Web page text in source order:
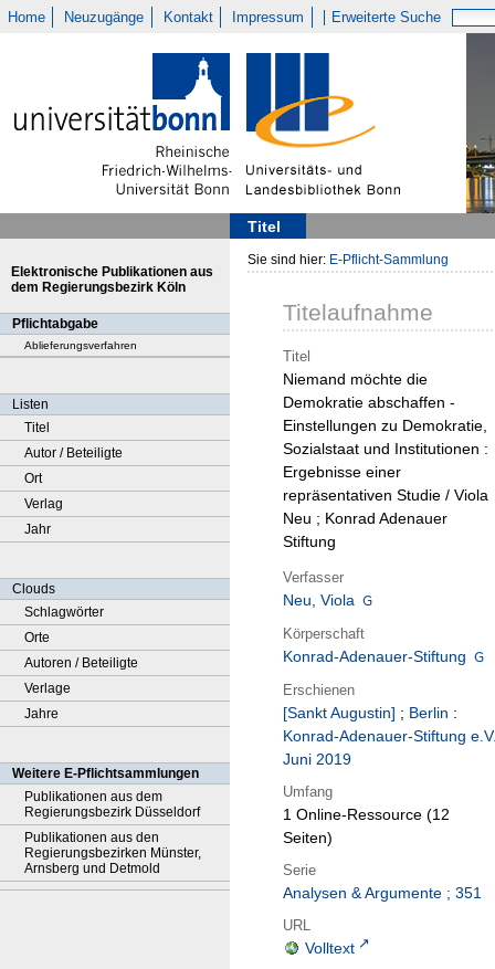
Home Neuzugänge Kontakt Impressum Erweiterte Suche
Titel
Elektronische Publikationen aus
dem Regierungsbezirk Köln
Pflichtabgabe
Ablieferungsverfahren
Listen
Titel
Autor / Beteiligte
Ort
Verlag
Jahr
Clouds
Schlagwörter
Orte
Autoren / Beteiligte
Verlage
Jahre
Weitere E-Pflichtsammlungen
Publikationen aus dem
Regierungsbezirk Düsseldorf
Publikationen aus den
Regierungsbezirken Münster,
Arnsberg und Detmold
Sie sind hier: E-Pflicht-Sammlung
Titelaufnahme
Titel
Niemand möchte die
Demokratie abschaffen -
Einstellungen zu Demokratie,
Sozialstaat und Institutionen :
Ergebnisse einer
repräsentativen Studie / Viola
Neu ; Konrad Adenauer
Stiftung
Verfasser
Neu, Viola
Körperschaft
Konrad-Adenauer-Stiftung
Erschienen
[Sankt Augustin] ; Berlin :
Konrad-Adenauer-Stiftung
Juni 2019
Umfang
1 Online-Ressource (12
Seiten)
Serie
Analysen & Argumente ; 351
URL
Volltext